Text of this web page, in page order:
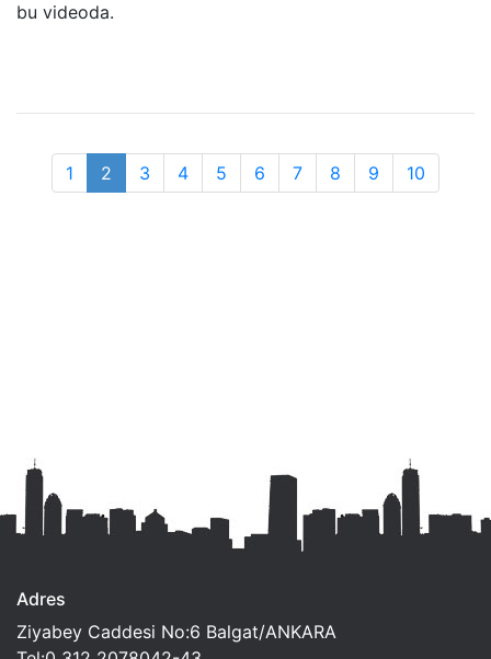
bu videoda.
1 2 3 4 5 6 7 8 9 10
Adres
Ziyabey Caddesi No:6 Balgat/ANKARA